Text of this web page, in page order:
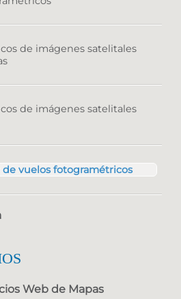
de imágenes satelitales
de imágenes satelitales
de vuelos fotogramétricos
Web de Mapas